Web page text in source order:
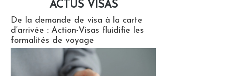
ACTUS VISAS
De la demande de visa à la carte
d’arrivée : Action-Visas fluidifie les
formalités de voyage